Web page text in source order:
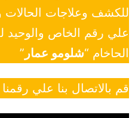
للكشف وعلاجات الحالات
علي رقم الخاص والوحيد
الحاخام “شلومو عمار ”
قم بالاتصال بنا علي رقمنا